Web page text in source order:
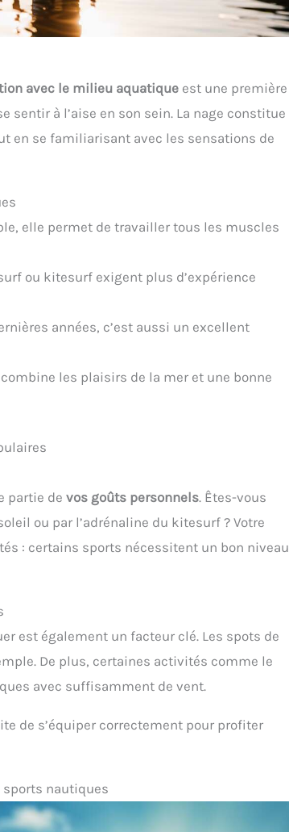
avec le milieu aquatique est une première
sentir à l’aise en son sein. La nage constitue
en se familiarisant avec les sensations de
elle permet de travailler tous les muscles
ou kitesurf exigent plus d’expérience
années, c’est aussi un excellent
les plaisirs de la mer et une bonne
partie devos goûts personnels. Êtes-vous
ou par l’adrénaline du kitesurf ? Votre
: certains sports nécessitent un bon niveau
est également un facteur clé. Les spots de
De plus, certaines activités comme le
avec suffisamment de vent.
de s’équiper correctement pour profiter
sports nautiques